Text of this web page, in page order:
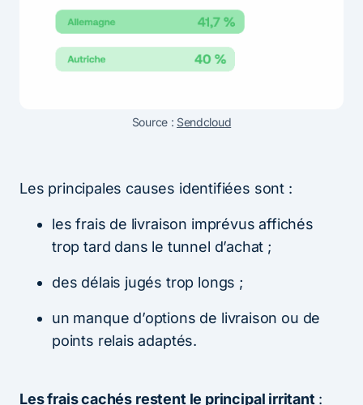
Source : Sendcloud
Les principales causes identifiées sont :
les frais de livraison imprévus affichés
trop tard dans le tunnel d’achat ;
des délais jugés trop longs ;
un manque d’options de livraison ou de
points relais adaptés.
Les frais cachés restent le principal irritant :